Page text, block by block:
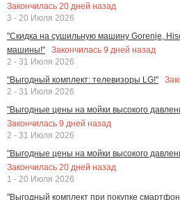
Закончилась 20 дней назад
3 - 20 Июля 2026
"Скидка на сушильную машину Gorenje,
машины!"
Закончилась 9 дней назад
2 - 31 Июля 2026
"Выгодный комплект: телевизоры LG!"
2 - 31 Июля 2026
"Выгодные цены на мойки высокого
Закончилась 9 дней назад
2 - 31 Июля 2026
"Выгодные цены на мойки высокого
Закончилась 20 дней назад
1 - 20 Июля 2026
"Выгодный комплект при покупке